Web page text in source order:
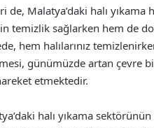
Malatya’daki halı yıkama
temizlik sağlarken hem de
hem halılarınız
günümüzde artan çevre
etmektedir.
halı yıkama